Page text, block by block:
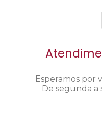
Esperamos por
De segunda a